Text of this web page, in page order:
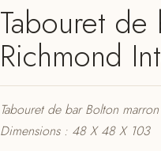
Tabouret
Richmond
Tabouret de bar Bolton
Dimensions : 48 X 48 X 103